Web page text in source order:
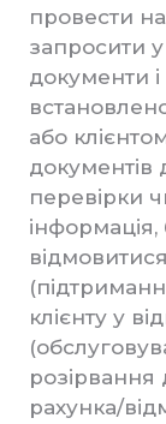
провести
запросити у
документи і
або
перевірки
клієнту у
розірвання
рахунка/